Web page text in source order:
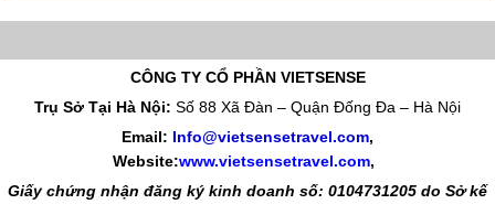
CÔNG TY CỔ PHẦN VIETSENSE
Trụ Sở Tại Hà Nội: Số 88 Xã Đàn – Quận Đống Đa – Hà Nội
Email: Info@vietsensetravel.com,
Website:www.vietsensetravel.com,
Giấy chứng nhận đăng ký kinh doanh số: 0104731205 do Sở kế